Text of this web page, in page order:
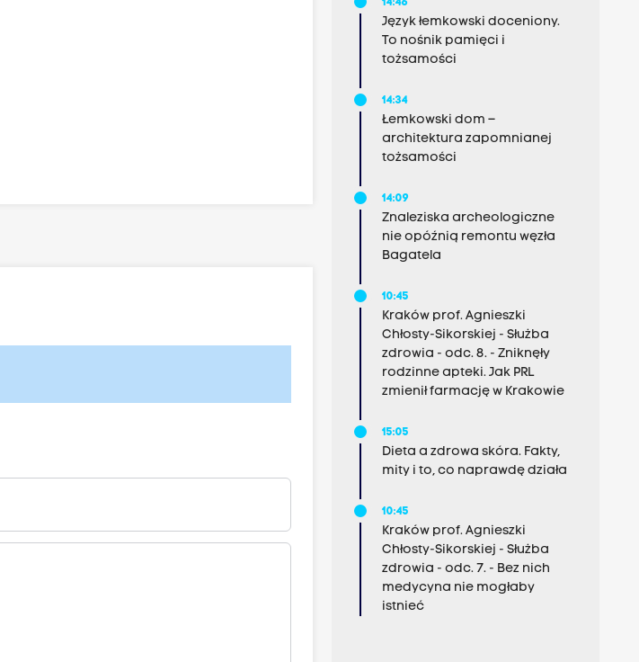
14:46
Język łemkowski doceniony.
To nośnik pamięci i
tożsamości
14:34
Łemkowski dom –
architektura zapomnianej
tożsamości
14:09
Znaleziska archeologiczne
nie opóźnią remontu węzła
Bagatela
10:45
Kraków prof. Agnieszki
Chłosty-Sikorskiej - Służba
zdrowia - odc. 8. - Zniknęły
rodzinne apteki. Jak PRL
zmienił farmację w Krakowie
15:05
Dieta a zdrowa skóra. Fakty,
mity i to, co naprawdę działa
10:45
Kraków prof. Agnieszki
Chłosty-Sikorskiej - Służba
zdrowia - odc. 7. - Bez nich
medycyna nie mogłaby
istnieć